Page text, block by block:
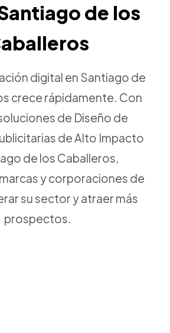
de los
digital en Santiago de
crece rápidamente. Con
de Diseño de
de Alto Impacto
de los Caballeros,
y corporaciones de
su sector y atraer más
prospectos.